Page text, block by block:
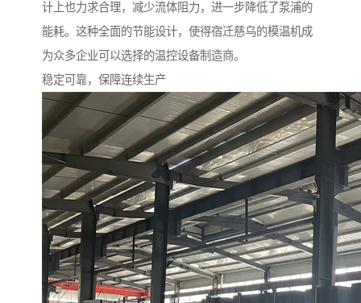
计上也力求合理，减少流体阻力，进一步降低了泵浦的
能耗。这种全面的节能设计，使得宿迁慈乌的模温机成
为众多企业可以选择的温控设备制造商。
稳定可靠，保障连续生产